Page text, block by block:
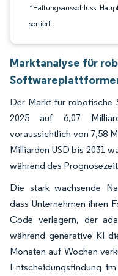
*Haftungsausschluss:
sortiert
Marktanalyse für
Der Markt für robotische
2025 auf 6,07
voraussichtlich von 7,58
Milliarden USD bis 2031
während des
Die stark wachsende
dass Unternehmen ihren
Code verlagern, der
während generative KI
Monaten auf Wochen
Entscheidungsfindung